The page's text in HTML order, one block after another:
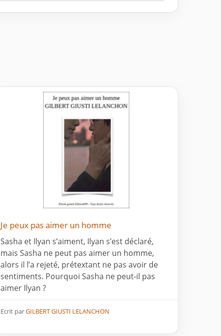
Je peux pas aimer un homme
Sasha et Ilyan s’aiment, Ilyan s’est déclaré,
mais Sasha ne peut pas aimer un homme,
alors il l’a rejeté, prétextant ne pas avoir de
sentiments. Pourquoi Sasha ne peut-il pas
aimer Ilyan ?
Ecrit parGILBERT GIUSTI LELANCHON